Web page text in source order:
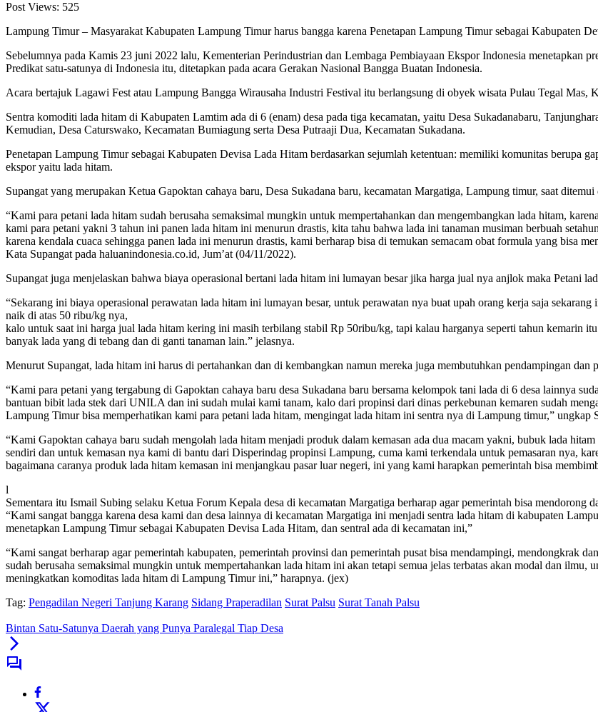
Post Views: 525
Lampung Timur – Masyarakat Kabupaten Lampung Timur harus bangga karena Penetapan Lampung Timur sebagai Kabupaten
Sebelumnya pada Kamis 23 juni 2022 lalu, Kementerian Perindustrian dan Lembaga Pembiayaan Ekspor Indonesia menetapkan
Predikat satu-satunya di Indonesia itu, ditetapkan pada acara Gerakan Nasional Bangga Buatan Indonesia.
Acara bertajuk Lagawi Fest atau Lampung Bangga Wirausaha Industri Festival itu berlangsung di obyek wisata Pulau Tegal Mas,
Sentra komoditi lada hitam di Kabupaten Lamtim ada di 6 (enam) desa pada tiga kecamatan, yaitu Desa Sukadanabaru,
Kemudian, Desa Caturswako, Kecamatan Bumiagung serta Desa Putraaji Dua, Kecamatan Sukadana.
Penetapan Lampung Timur sebagai Kabupaten Devisa Lada Hitam berdasarkan sejumlah ketentuan: memiliki komunitas berupa
ekspor yaitu lada hitam.
Supangat yang merupakan Ketua Gapoktan cahaya baru, Desa Sukadana baru, kecamatan Margatiga, Lampung timur, saat
“Kami para petani lada hitam sudah berusaha semaksimal mungkin untuk mempertahankan dan mengembangkan lada hitam,
kami para petani yakni 3 tahun ini panen lada hitam ini menurun drastis, kita tahu bahwa lada ini tanaman musiman berbuah
karena kendala cuaca sehingga panen lada ini menurun drastis, kami berharap bisa di temukan semacam obat formula yang bisa
Kata Supangat pada haluanindonesia.co.id, Jum’at (04/11/2022).
Supangat juga menjelaskan bahwa biaya operasional bertani lada hitam ini lumayan besar jika harga jual nya anjlok maka Petani
“Sekarang ini biaya operasional perawatan lada hitam ini lumayan besar, untuk perawatan nya buat upah orang kerja saja
naik di atas 50 ribu/kg nya,
kalo untuk saat ini harga jual lada hitam kering ini masih terbilang stabil Rp 50ribu/kg, tapi kalau harganya seperti tahun kemarin
banyak lada yang di tebang dan di ganti tanaman lain.” jelasnya.
Menurut Supangat, lada hitam ini harus di pertahankan dan di kembangkan namun mereka juga membutuhkan pendampingan dan
“Kami para petani yang tergabung di Gapoktan cahaya baru desa Sukadana baru bersama kelompok tani lada di 6 desa lainnya
bantuan bibit lada stek dari UNILA dan ini sudah mulai kami tanam, kalo dari propinsi dari dinas perkebunan kemaren sudah
Lampung Timur bisa memperhatikan kami para petani lada hitam, mengingat lada hitam ini sentra nya di Lampung timur,” ungkap
“Kami Gapoktan cahaya baru sudah mengolah lada hitam menjadi produk dalam kemasan ada dua macam yakni, bubuk lada
sendiri dan untuk kemasan nya kami di bantu dari Disperindag propinsi Lampung, cuma kami terkendala untuk pemasaran nya,
bagaimana caranya produk lada hitam kemasan ini menjangkau pasar luar negeri, ini yang kami harapkan pemerintah bisa
l
Sementara itu Ismail Subing selaku Ketua Forum Kepala desa di kecamatan Margatiga berharap agar pemerintah bisa mendorong
“Kami sangat bangga karena desa kami dan desa lainnya di kecamatan Margatiga ini menjadi sentra lada hitam di kabupaten
menetapkan Lampung Timur sebagai Kabupaten Devisa Lada Hitam, dan sentral ada di kecamatan ini,”
“Kami sangat berharap agar pemerintah kabupaten, pemerintah provinsi dan pemerintah pusat bisa mendampingi, mendongkrak
sudah berusaha semaksimal mungkin untuk mempertahankan lada hitam ini akan tetapi semua jelas terbatas akan modal dan ilmu,
meningkatkan komoditas lada hitam di Lampung Timur ini,” harapnya. (jex)
Tag: Pengadilan Negeri Tanjung Karang Sidang Praperadilan Surat Palsu Surat Tanah Palsu
Bintan Satu-Satunya Daerah yang Punya Paralegal Tiap Desa